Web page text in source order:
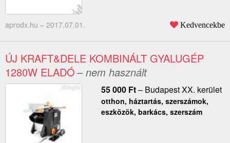
aprodx.hu – 2017.07.01. Kedvencekbe
ÚJ KRAFT&DELE KOMBINÁLT GYALUGÉP
1280W ELADÓ– nem használt
55 000 Ft– Budapest XX. kerület
otthon, háztartás, szerszámok,
eszközök, barkács, szerszám